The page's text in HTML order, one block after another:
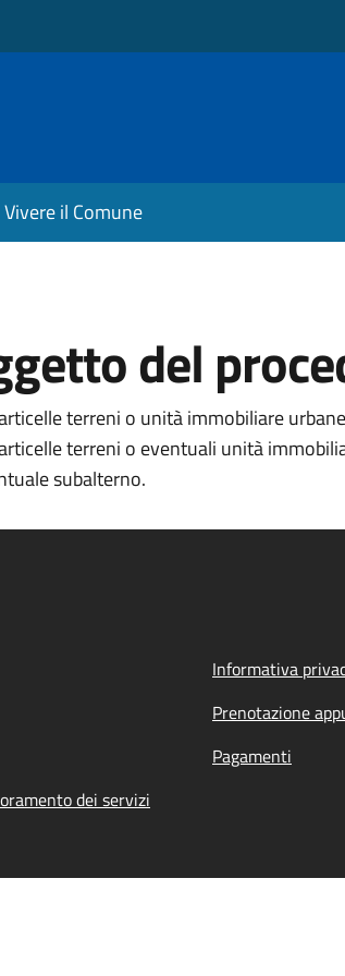
Vivere il Comune
del
terreni o unità immobiliare
terreni o eventuali unità
subalterno.
Informativa
Prenotazione
Pagamenti
dei servizi